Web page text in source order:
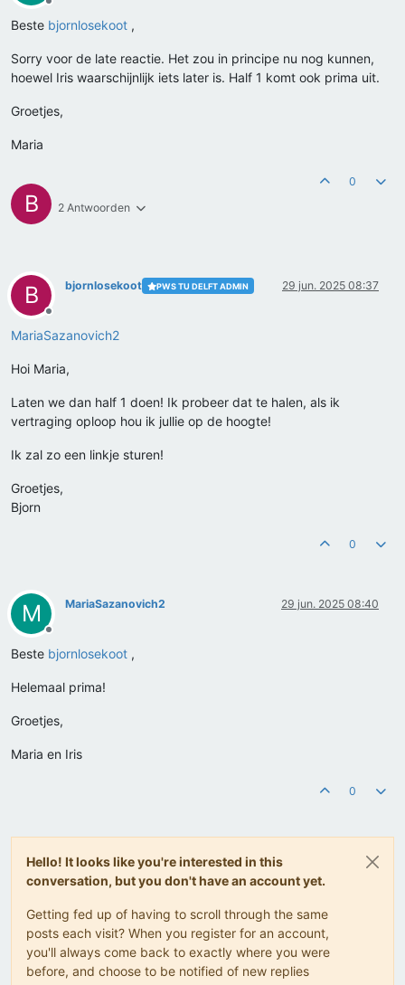
Offline
Beste bjornlosekoot ,
Sorry voor de late reactie. Het zou in principe nu nog kunnen,
hoewel Iris waarschijnlijk iets later is. Half 1 komt ook prima uit.
Groetjes,
Maria
B 2 Antwoorden
0
B
Offline
bjornlosekoot PWS TU DELFT ADMIN 29 jun. 2025 08:37
MariaSazanovich2
Hoi Maria,
Laten we dan half 1 doen! Ik probeer dat te halen, als ik
vertraging oploop hou ik jullie op de hoogte!
Ik zal zo een linkje sturen!
Groetjes,
Bjorn
0
M
Offline
MariaSazanovich2 29 jun. 2025 08:40
Beste bjornlosekoot ,
Helemaal prima!
Groetjes,
Maria en Iris
0
Hello! It looks like you're interested in this
conversation, but you don't have an account yet.
Getting fed up of having to scroll through the same
posts each visit? When you register for an account,
you'll always come back to exactly where you were
before, and choose to be notified of new replies